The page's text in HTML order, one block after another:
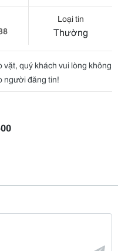
Loại tin
Thường
quý khách vui lòng không
người đăng tin!